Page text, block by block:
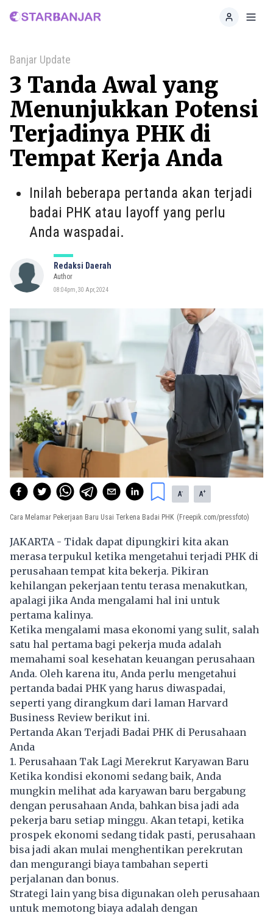
Home
Banjar Update
3 Tanda Awal yang
Menunjukkan Potensi
Terjadinya PHK di
Tempat Kerja Anda
Inilah beberapa pertanda akan terjadi
badai PHK atau layoff yang perlu
Anda waspadai.
Redaksi Daerah
Author
08:04pm, 30 Apr, 2024
A- A+
Cara Melamar Pekerjaan Baru Usai Terkena Badai PHK (Freepik.com/pressfoto)
JAKARTA - Tidak dapat dipungkiri kita akan
merasa terpukul ketika mengetahui terjadi PHK di
perusahaan tempat kita bekerja. Pikiran
kehilangan pekerjaan tentu terasa menakutkan,
apalagi jika Anda mengalami hal ini untuk
pertama kalinya.
Ketika mengalami masa ekonomi yang sulit, salah
satu hal pertama bagi pekerja muda adalah
memahami soal kesehatan keuangan perusahaan
Anda. Oleh karena itu, Anda perlu mengetahui
pertanda badai PHK yang harus diwaspadai,
seperti yang dirangkum dari laman Harvard
Business Review berikut ini.
Pertanda Akan Terjadi Badai PHK di Perusahaan
Anda
1. Perusahaan Tak Lagi Merekrut Karyawan Baru
Ketika kondisi ekonomi sedang baik, Anda
mungkin melihat ada karyawan baru bergabung
dengan perusahaan Anda, bahkan bisa jadi ada
pekerja baru setiap minggu. Akan tetapi, ketika
prospek ekonomi sedang tidak pasti, perusahaan
bisa jadi akan mulai menghentikan perekrutan
dan mengurangi biaya tambahan seperti
perjalanan dan bonus.
Strategi lain yang bisa digunakan oleh perusahaan
untuk memotong biaya adalah dengan